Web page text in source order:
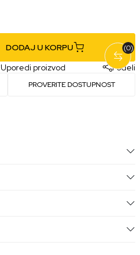
DODAJ U KORPU
Uporedi proizvod Podeli
PROVERITE DOSTUPNOST
(0)